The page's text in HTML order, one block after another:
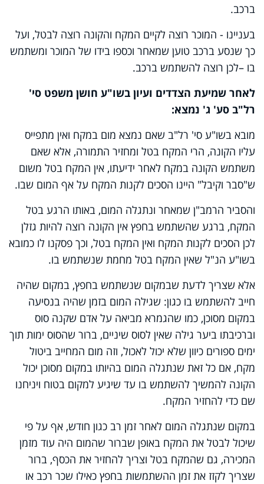
ברכב.
בעניינו - המוכר רוצה לקיים המקח והקונה רוצה לבטל, ועל
כך שנסע ברכב טוען שמאחר וכספו בידו של המוכר ומשתמש
בו –לכן רוצה להשתמש ברכב.
לאחר שמיעת הצדדים ועיון בשו"ע חושן משפט סי'
רל"ב סע' ג' נמצא:
מובא בשו"ע סי' רל"ב שאם נמצא מום במקח ואין מתפייס
עליו הקונה, הרי המקח בטל ומחזיר התמורה, אלא שאם
משתמש הקונה במקח לאחר ידיעתו, אין המקח בטל משום
ש"סבר וקיבל" היינו הסכים לקנות המקח על אף המום שבו.
והסביר הרמב"ן שמאחר ונתגלה המום, באותו הרגע בטל
המקח, ברגע שהשתמש בחפץ אין הקונה רוצה להיות גזלן
לכן הסכים לקנות המקח ואין המקח בטל, וכך פסקנו לו כמובא
בשו"ע הנ"ל שאין המקח בטל מחמת שנשתמש בו.
אלא שצריך לדעת שבמקום שנשתמש בחפץ, במקום שהיה
חייב להשתמש בו כגון: שגילה המום בזמן שהיה בנסיעה
במקום מסוכן, כמו שהגמרא מביאה על אדם שקנה סוס
וברכיבתו ביער גילה שאין לסוס שיניים, ברור שהסוס ימות תוך
ימים ספורים כיוון שלא יכול לאכול, וזה מום המחייב ביטול
מקח, אם כל זאת שנתגלה המום בהיותו במקום מסוכן יכול
הקונה להמשיך להשתמש בו עד שיגיע למקום בטוח ויניחנו
שם כדי להחזיר המקח.
במקום שנתגלה המום לאחר זמן רב כגון חודש, אף על פי
שיכול לבטל את המקח באופן שברור שהמום היה עוד מזמן
המכירה, גם שהמקח בטל וצריך להחזיר את הכסף, ברור
שצריך לקזז את זמן ההשתמשות בחפץ כאילו שכר רכב או